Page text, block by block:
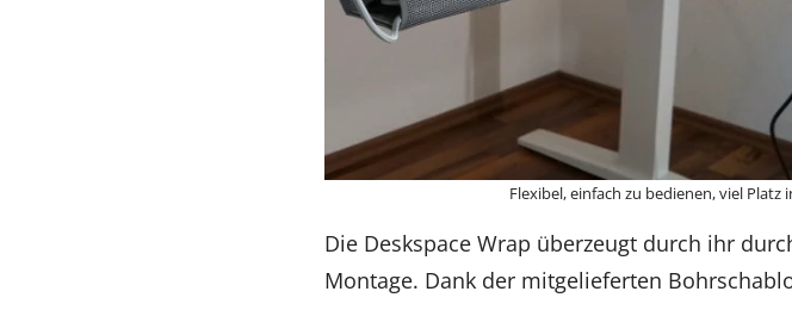
Flexibel, einfach zu bedienen, viel Platz
Die Deskspace Wrap überzeugt durch ihr
Montage. Dank der mitgelieferten